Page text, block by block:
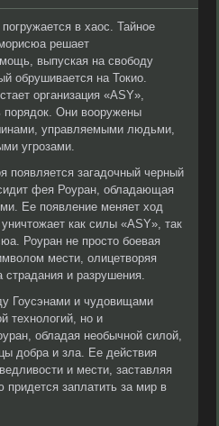
в хаос. Тайное
решает
выпуская на свободу
обрушивается на Токио.
организация «ASY»,
порядок. Они вооружены
управляемыми людьми,
угрозами.
появляется загадочный черный
фея Роуран, обладающая
Ее появление меняет ход
как силы «ASY», так
Роуран не просто боевая
мести, олицетворяя
страдания и разрушения.
Гоусэнами и чудовищами
технологий, но и
обладая необычной силой,
добра и зла. Ее действия
и мести, заставляя
придется заплатить за мир в